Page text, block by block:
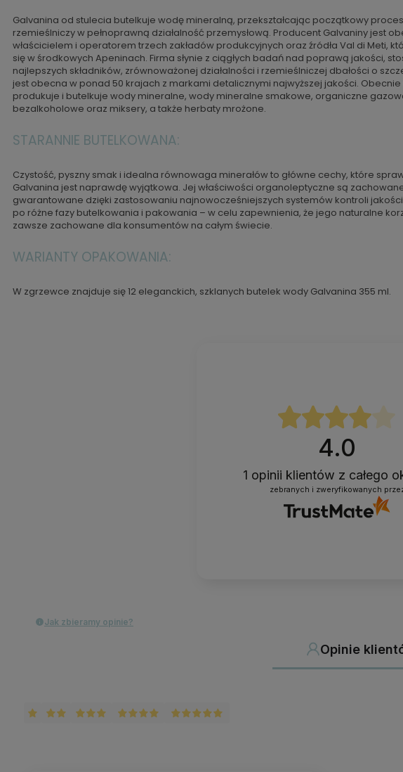
Galvanina od stulecia butelkuje wodę mineralną, przekształcając początkowy proces
rzemieślniczy w pełnoprawną działalność przemysłową. Producent Galvaniny jest
właścicielem i operatorem trzech zakładów produkcyjnych oraz źródła Val di Meti,
się w środkowych Apeninach. Firma słynie z ciągłych badań nad poprawą jakości,
najlepszych składników, zrównoważonej działalności i rzemieślniczej dbałości o
jest obecna w ponad 50 krajach z markami detalicznymi najwyższej jakości. Obecnie
produkuje i butelkuje wody mineralne, wody mineralne smakowe, organiczne
bezalkoholowe oraz miksery, a także herbaty mrożone.
STARANNIE BUTELKOWANA:
Czystość, pyszny smak i idealna równowaga minerałów to główne cechy, które
Galvanina jest naprawdę wyjątkowa. Jej właściwości organoleptyczne są
gwarantowane dzięki zastosowaniu najnowocześniejszych systemów kontroli jakości
po różne fazy butelkowania i pakowania – w celu zapewnienia, że jego naturalne
zawsze zachowane dla konsumentów na całym świecie.
WARIANTY OPAKOWANIA:
W zgrzewce znajduje się 12 eleganckich, szklanych butelek wody Galvanina 355 ml.
4.0
1 opinii klientów z całego
zebranych i zweryfikowanych
Jak zbieramy opinie?
Opinie